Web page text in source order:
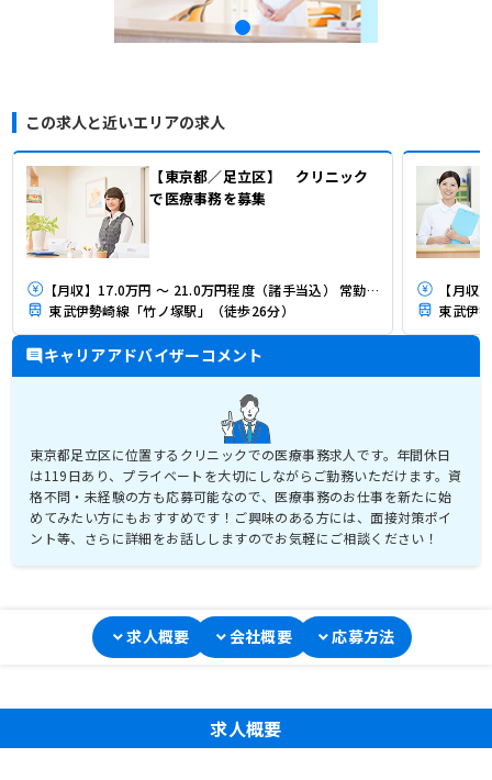
この求人と近いエリアの求人
【東京都／足立区】 クリニック
で医療事務を募集
【月収】17.0万円 ～ 21.0万円程度（諸手当込） 常勤・医療事務モデル
東武伊勢崎線「竹ノ塚駅」（徒歩26分）
【月収
東武伊
キャリアアドバイザーコメント
東京都足立区に位置するクリニックでの医療事務求人です。年間休日
は119日あり、プライベートを大切にしながらご勤務いただけます。資
格不問・未経験の方も応募可能なので、医療事務のお仕事を新たに始
めてみたい方にもおすすめです！ご興味のある方には、面接対策ポイ
ント等、さらに詳細をお話ししますのでお気軽にご相談ください！
求人概要 会社概要 応募方法
求人概要